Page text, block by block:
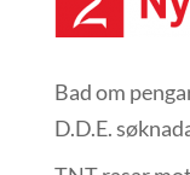
Bad om
D.D.E.